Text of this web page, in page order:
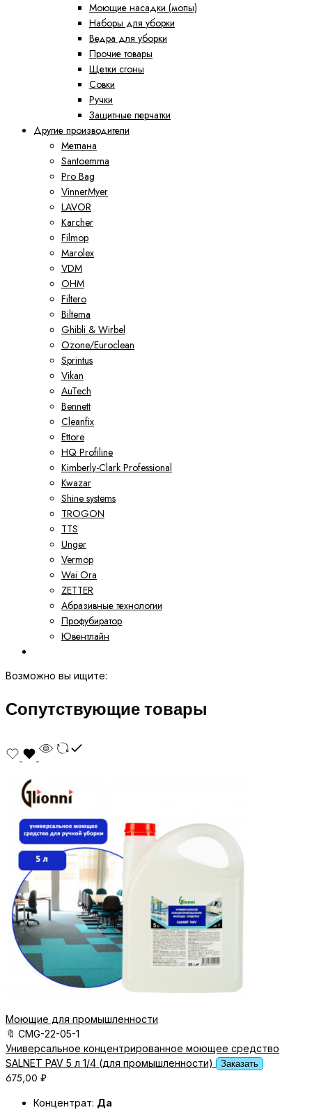
Моющие насадки (мопы)
Наборы для уборки
Ведра для уборки
Прочие товары
Щетки сгоны
Совки
Ручки
Защитные перчатки
Другие производители
Метлана
Santoemma
Pro Bag
VinnerMyer
LAVOR
Karcher
Filmop
Marolex
VDM
ОНМ
Filtero
Biltema
Ghibli & Wirbel
Ozone/Euroclean
Sprintus
Vikan
AuTech
Bennett
Cleanfix
Ettore
HQ Profiline
Kimberly-Clark Professional
Kwazar
Shine systems
TROGON
TTS
Unger
Vermop
Wai Ora
ZETTER
Абразивные технологии
Профубиратор
Ювентлайн
Возможно вы ищите:
Сопутствующие товары
Моющие для промышленности
🔖 CMG-22-05-1
Универсальное концентрированное моющее средство
SALNET PAV 5 л 1/4 (для промышленности)
Заказать
675,00 ₽
Концентрат: Да